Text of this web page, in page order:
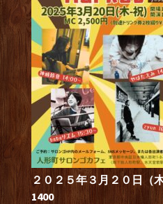
２０２５年３月２０日（
1400